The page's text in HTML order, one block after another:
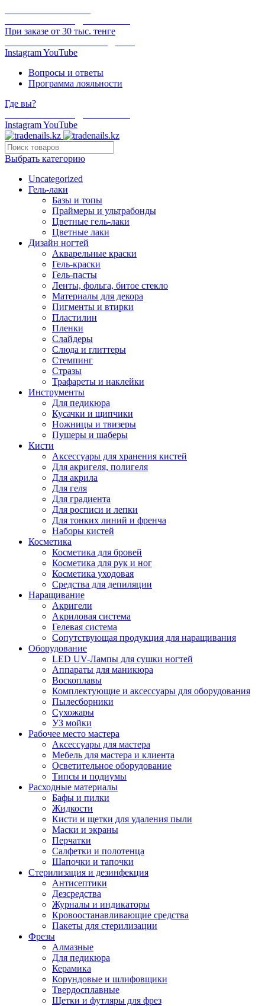
При заказе от 30 тыс. тенге
InstagramYouTube
Вопросы и ответы
Программа лояльности
Где вы?
InstagramYouTube
Выбрать категорию
Uncategorized
Гель-лаки
Базы и топы
Праймеры и ультрабонды
Цветные гель-лаки
Цветные лаки
Дизайн ногтей
Акварельные краски
Гель-краски
Гель-пасты
Ленты, фольга, битое стекло
Материалы для декора
Пигменты и втирки
Пластилин
Пленки
Слайдеры
Слюда и глиттеры
Стемпинг
Стразы
Трафареты и наклейки
Инструменты
Для педикюра
Кусачки и щипчики
Ножницы и твизеры
Пушеры и шаберы
Кисти
Аксессуары для хранения кистей
Для акригеля, полигеля
Для акрила
Для геля
Для градиента
Для росписи и лепки
Для тонких линий и френча
Наборы кистей
Косметика
Косметика для бровей
Косметика для рук и ног
Косметика уходовая
Средства для депиляции
Наращивание
Акригели
Акриловая система
Гелевая система
Сопутствующая продукция для наращивания
Оборудование
LED UV-Лампы для сушки ногтей
Аппараты для маникюра
Воскоплавы
Комплектующие и аксессуары для оборудования
Пылесборники
Сухожары
УЗ мойки
Рабочее место мастера
Аксессуары для мастера
Мебель для мастера и клиента
Осветительное оборудование
Типсы и подиумы
Расходные материалы
Бафы и пилки
Жидкости
Кисти и щетки для удаления пыли
Маски и экраны
Перчатки
Салфетки и полотенца
Шапочки и тапочки
Стерилизация и дезинфекция
Антисептики
Дезсредства
Журналы и индикаторы
Кровоостанавливающие средства
Пакеты для стерилизации
Фрезы
Алмазные
Для педикюра
Керамика
Корундовые и шлифовщики
Твердосплавные
Щетки и футляры для фрез